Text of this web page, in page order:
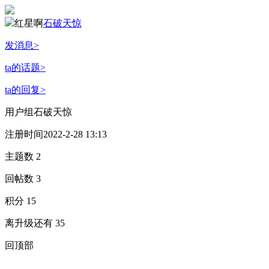
红星啊石破天惊
发消息>
ta的话题>
ta的回复>
用户组石破天惊
注册时间2022-2-28 13:13
主题数 2
回帖数 3
积分 15
离升级还有 35
回顶部